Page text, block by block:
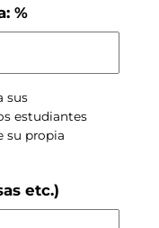
%
sus
estudiantes
su propia
etc.)